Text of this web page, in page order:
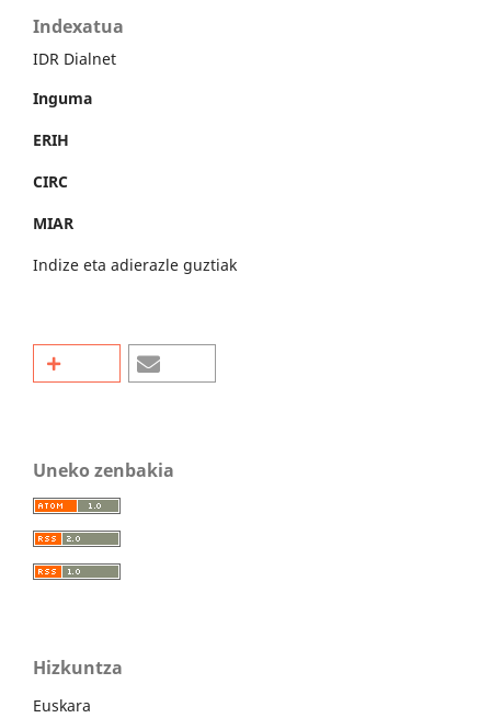
Indexatua
IDR Dialnet
Inguma
ERIH
CIRC
MIAR
Indize eta adierazle guztiak
Uneko zenbakia
Hizkuntza
Euskara